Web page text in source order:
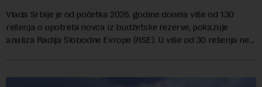
Vlada Srbije je od početka 2026. godine donela više od 130
rešenja o upotrebi novca iz budžetske rezerve, pokazuje
analiza Radija Slobodne Evrope (RSE). U više od 30 rešenja ne